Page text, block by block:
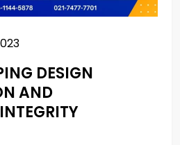
DESIGN
AND